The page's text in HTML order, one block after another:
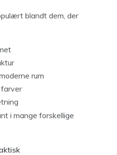
blandt dem, der
rum
i mange forskellige